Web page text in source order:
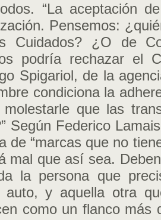
“La aceptación
Pensemos:
Cuidados? ¿O de
podría rechazar el
Spigariol, de la
condiciona la
molestarle que las
Según Federico
de “marcas que no
mal que así sea.
la persona que
auto, y aquella otra
como un flanco más